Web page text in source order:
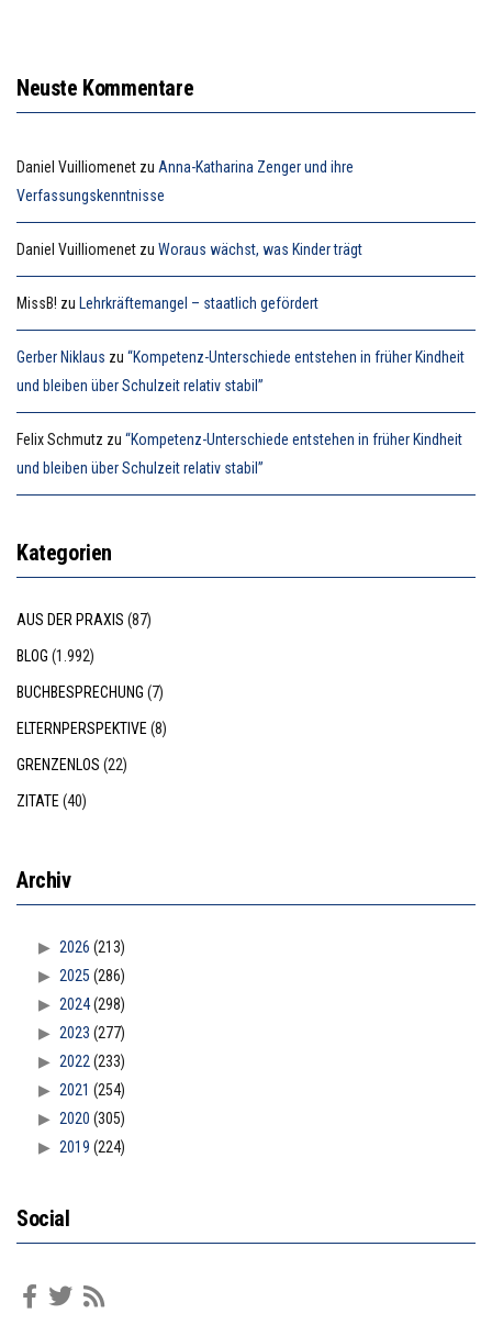
Neuste Kommentare
Daniel Vuilliomenet zu Anna-Katharina Zenger und ihre
Verfassungskenntnisse
Daniel Vuilliomenet zu Woraus wächst, was Kinder trägt
MissB! zu Lehrkräftemangel – staatlich gefördert
Gerber Niklaus zu “Kompetenz-Unterschiede entstehen in früher Kindheit
und bleiben über Schulzeit relativ stabil”
Felix Schmutz zu “Kompetenz-Unterschiede entstehen in früher Kindheit
und bleiben über Schulzeit relativ stabil”
Kategorien
AUS DER PRAXIS (87)
BLOG (1.992)
BUCHBESPRECHUNG (7)
ELTERNPERSPEKTIVE (8)
GRENZENLOS (22)
ZITATE (40)
Archiv
2026 (213)
2025 (286)
2024(298)
2023 (277)
2022 (233)
2021 (254)
2020 (305)
2019 (224)
Social